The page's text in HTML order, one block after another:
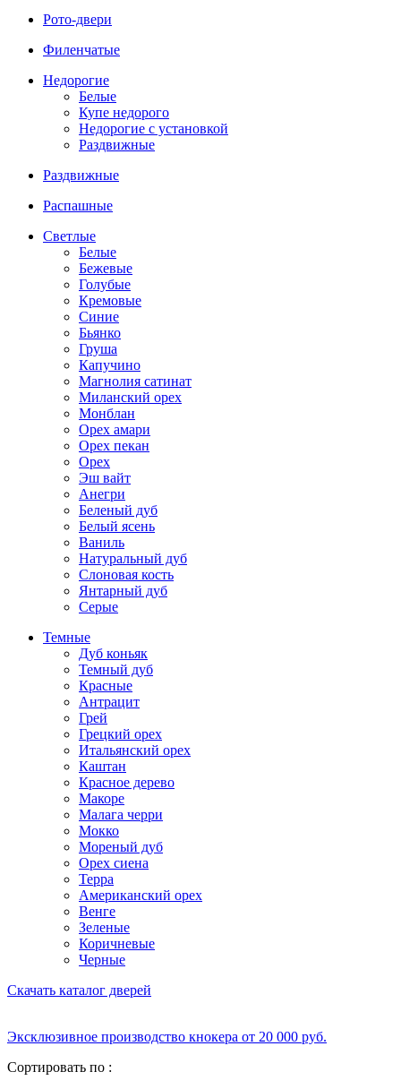
Рото-двери
Филенчатые
Недорогие
Белые
Купе недорого
Недорогие с установкой
Раздвижные
Раздвижные
Распашные
Светлые
Белые
Бежевые
Голубые
Кремовые
Синие
Бьянко
Груша
Капучино
Магнолия сатинат
Миланский орех
Монблан
Орех амари
Орех пекан
Орех
Эш вайт
Анегри
Беленый дуб
Белый ясень
Ваниль
Натуральный дуб
Слоновая кость
Янтарный дуб
Серые
Темные
Дуб коньяк
Темный дуб
Красные
Антрацит
Грей
Грецкий орех
Итальянский орех
Каштан
Красное дерево
Макоре
Малага черри
Мокко
Мореный дуб
Орех сиена
Терра
Американский орех
Венге
Зеленые
Коричневые
Черные
Скачать каталог дверей
Эксклюзивное производство кнокера от 20 000 руб.
Сортировать по :